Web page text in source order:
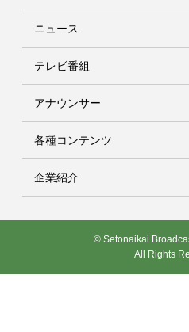
ニュース
テレビ番組
アナウンサー
各種コンテンツ
企業紹介
© Setonaikai
All Rights